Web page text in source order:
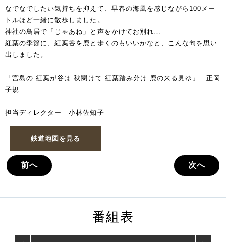
なでなでしたい気持ちを抑えて、早春の海風を感じながら100メー
トルほど一緒に散歩しました。
神社の鳥居で「じゃあね」と声をかけてお別れ…
紅葉の季節に、紅葉谷を鹿と歩くのもいいかなと、こんな句を思い
出しました。
「宮島の 紅葉が谷は 秋闌けて 紅葉踏み分け 鹿の来る見ゆ」 正岡
子規
担当ディレクター 小林佐知子
鉄道地図を見る
前へ 次へ
番組表